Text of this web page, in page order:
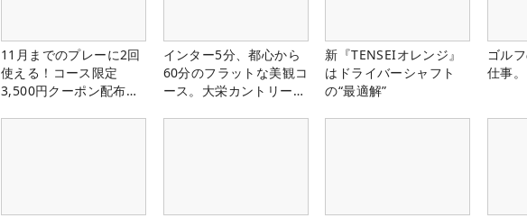
11月までのプレーに2回
使える！コース限定
3,500円クーポン配布
インター5分、都心から
60分のフラットな美観コ
ース。大栄カントリー俱
新『TENSEIオレンジ』
はドライバーシャフト
の“最適解”
ゴル
仕事